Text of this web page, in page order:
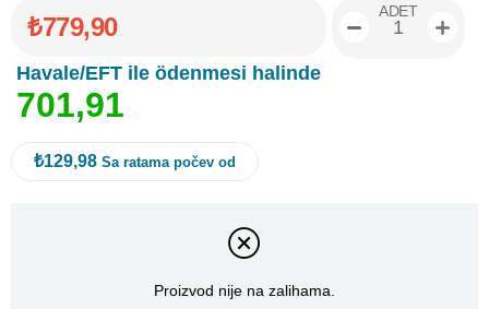
₺779,90
Havale/EFT ile ödenmesi halinde
701,91
ADET
₺129,98 Sa ratama počev od
Proizvod nije na zalihama.